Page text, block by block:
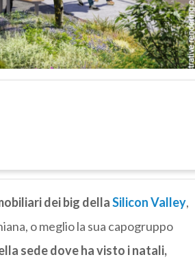
dei big dellaSilicon Valley,
o meglio la sua capogruppo
sede dove ha visto i natali,